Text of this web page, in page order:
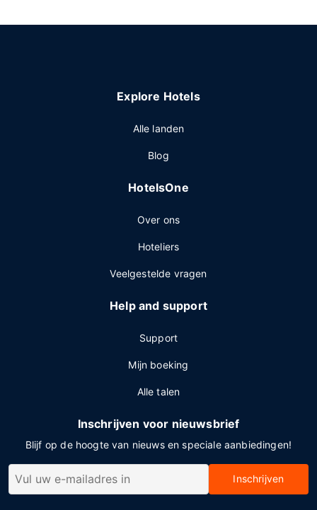
Explore Hotels
Alle landen
Blog
HotelsOne
Over ons
Hoteliers
Veelgestelde vragen
Help and support
Support
Mijn boeking
Alle talen
Inschrijven voor nieuwsbrief
Blijf op de hoogte van nieuws en speciale aanbiedingen!
Inschrijven